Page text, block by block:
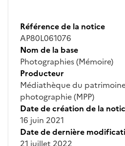
Référence de la notice
AP80L061076
Nom de la base
Photographies (Mémoire)
Producteur
Médiathèque du
photographie (MPP)
Date de création de la
16 juin 2021
Date de dernière
21 juillet 2022